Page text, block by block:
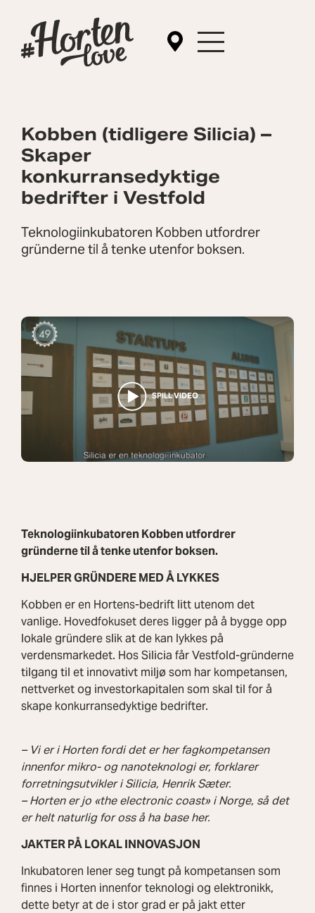
Kobben (tidligere Silicia) –
Skaper
konkurransedyktige
bedrifter i Vestfold
Teknologiinkubatoren Kobben utfordrer
gründerne til å tenke utenfor boksen.
Teknologiinkubatoren Kobben utfordrer
gründerne til å tenke utenfor boksen.
HJELPER GRÜNDERE MED Å LYKKES
Kobben er en Hortens-bedrift litt utenom det
vanlige. Hovedfokuset deres ligger på å bygge opp
lokale gründere slik at de kan lykkes på
verdensmarkedet. Hos Silicia får Vestfold-gründerne
tilgang til et innovativt miljø som har kompetansen,
nettverket og investorkapitalen som skal til for å
skape konkurransedyktige bedrifter.
– Vi er i Horten fordi det er her fagkompetansen
innenfor mikro- og nanoteknologi er, forklarer
forretningsutvikler i Silicia, Henrik Sæter.
– Horten er jo «the electronic coast» i Norge, så det
er helt naturlig for oss å ha base her.
JAKTER PÅ LOKAL INNOVASJON
Inkubatoren lener seg tungt på kompetansen som
finnes i Horten innenfor teknologi og elektronikk,
dette betyr at de i stor grad er på jakt etter